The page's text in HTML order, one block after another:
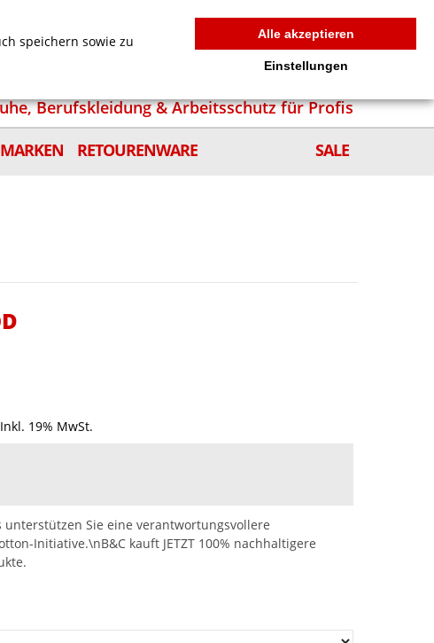
MEIN WARENKORB 0
Berufskleidung & Arbeitsschutz für Profis
MARKEN RETOURENWARE SALE
Inkl. 19% MwSt.
Sie eine verantwortungsvollere
Initiative.\nB&C kauft JETZT 100% nachhaltigere
speichern sowie zu
Alle akzeptieren
Einstellungen